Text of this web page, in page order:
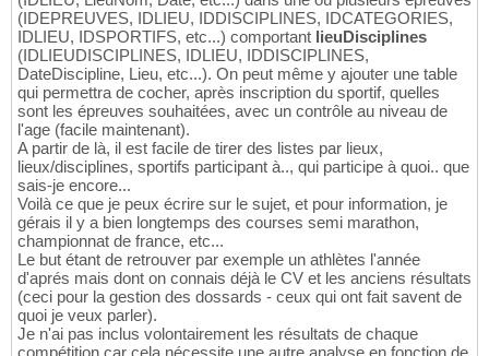
(IDEPREUVES, IDLIEU, IDDISCIPLINES, IDCATEGORIES,
IDLIEU, IDSPORTIFS, etc...) comportant lieuDisciplines
(IDLIEUDISCIPLINES, IDLIEU, IDDISCIPLINES,
DateDiscipline, Lieu, etc...). On peut même y ajouter une table
qui permettra de cocher, après inscription du sportif, quelles
sont les épreuves souhaitées, avec un contrôle au niveau de
l'age (facile maintenant).
A partir de là, il est facile de tirer des listes par lieux,
lieux/disciplines, sportifs participant à.., qui participe à quoi.. que
sais-je encore...
Voilà ce que je peux écrire sur le sujet, et pour information, je
gérais il y a bien longtemps des courses semi marathon,
championnat de france, etc...
Le but étant de retrouver par exemple un athlètes l'année
d'aprés mais dont on connais déjà le CV et les anciens résultats
(ceci pour la gestion des dossards - ceux qui ont fait savent de
quoi je veux parler).
Je n'ai pas inclus volontairement les résultats de chaque